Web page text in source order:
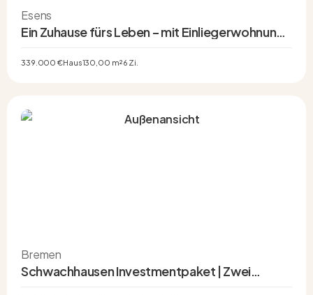
Esens
Ein Zuhause fürs Leben – mit Einliegerwohnung,
339.000 €Haus130,00 m²6 Zi.
Bremen
Schwachhausen Investmentpaket | Zwei